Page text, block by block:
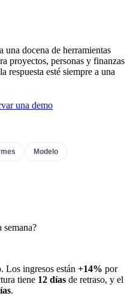
docena de herramientas
proyectos, personas y finanzas
respuesta esté siempre a una
una demo
Modelo
semana?
Los ingresos están +14% por
tiene 12 días de retraso, y el
.